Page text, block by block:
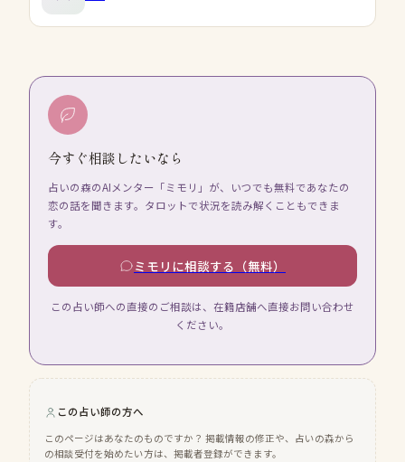
今すぐ相談したいなら
占いの森のAIメンター「ミモリ」が、いつでも無料であなたの
恋の話を聞きます。タロットで状況を読み解くこともできま
す。
ミモリに相談する（無料）
この占い師への直接のご相談は、在籍店舗へ直接お問い合わせ
ください。
この占い師の方へ
このページはあなたのものですか？ 掲載情報の修正や、占いの森から
の相談受付を始めたい方は、掲載者登録ができます。